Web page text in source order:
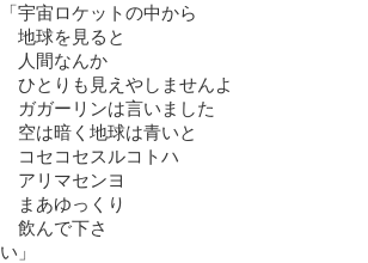
「宇宙ロケットの中から
地球を見ると
人間なんか
ひとりも見えやしませんよ
ガガーリンは言いました
空は暗く地球は青いと
コセコセスルコトハ
アリマセンヨ
まあゆっくり
飲んで下さ
い